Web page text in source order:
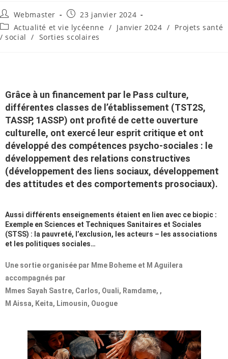
Webmaster
23 janvier 2024
Actualité et vie lycéenne / Janvier 2024 / Projets santé
/ social
/ Sorties scolaires
Grâce à un financement par le Pass culture,
différentes classes de l’établissement (TST2S,
TASSP, 1ASSP) ont profité de cette ouverture
culturelle, ont exercé leur esprit critique et ont
développé des compétences psycho-sociales : le
développement des relations constructives
(développement des liens sociaux, développement
des attitudes et des comportements prosociaux).
Aussi différents enseignements étaient en lien avec ce biopic :
Exemple en Sciences et Techniques Sanitaires et Sociales
(STSS) : la pauvreté, l’exclusion, les acteurs – les associations
et les politiques sociales…
Une sortie organisée par Mme Boheme et M Aguilera
accompagnés par
Mmes Sayah Sastre, Carlos, Ouali, Ramdame, ,
M Aissa, Keita, Limousin, Ouogue